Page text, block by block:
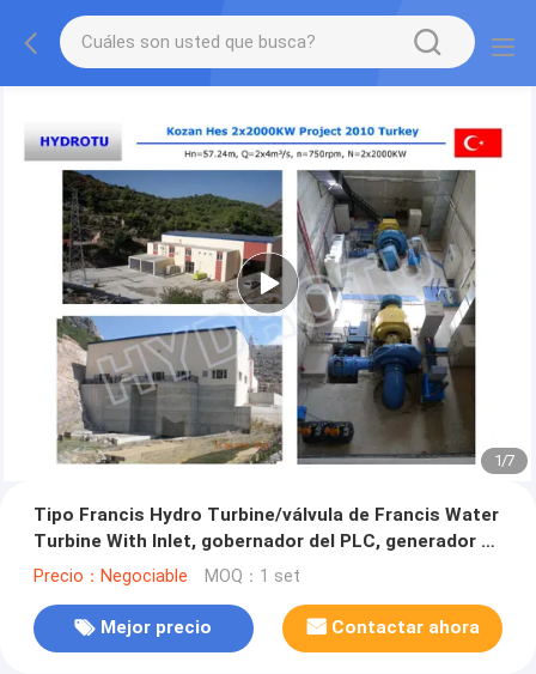
1/7
Tipo Francis Hydro Turbine/válvula de Francis Water
Turbine With Inlet, gobernador del PLC, generador de
la reacción para la hidroelectricidad Projec
Precio：Negociable MOQ：1 set
Mejor precio Contactar ahora